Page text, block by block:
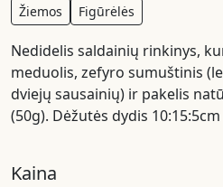
Žiemos Figūrėlės
Nedidelis saldainių rinkinys,
meduolis, zefyro sumuštinis
dviejų sausainių) ir pakelis
(50g). Dėžutės dydis 10:15:5cm
Kaina